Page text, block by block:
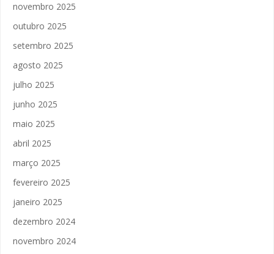
novembro 2025
outubro 2025
setembro 2025
agosto 2025
julho 2025
junho 2025
maio 2025
abril 2025
março 2025
fevereiro 2025
janeiro 2025
dezembro 2024
novembro 2024